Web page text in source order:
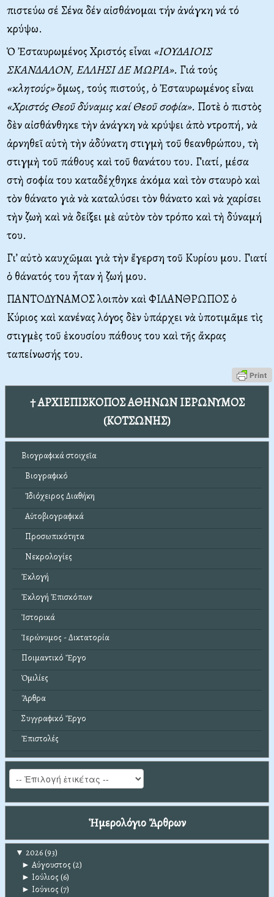
πιστεύω σέ Σένα δέν αἰσθάνομαι τήν ἀνάγκη νά τό
κρύψω.
Ὁ Ἐσταυρωμένος Χριστός εἶναι «ΙΟΥΔΑΙΟΙΣ
ΣΚΑΝΔΑΛΟΝ, ΕΛΛΗΣΙ ΔΕ ΜΩΡΙΑ». Γιά τούς
«κλητούς»ὅμως, τούς πιστούς, ὁ Ἐσταυρωμένος εἶναι
«Χριστός Θεοῦ δύναμις καί Θεοῦ σοφία». Ποτὲ ὁ πιστὸς
δὲν αἰσθάνθηκε τὴν ἀνάγκη νὰ κρύψει ἀπὸ ντροπή, νὰ
ἀρνηθεῖ αὐτὴ τὴν ἀδύνατη στιγμὴ τοῦ θεανθρώπου, τὴ
στιγμὴ τοῦ πάθους καὶ τοῦ θανάτου του. Γιατί, μέσα
στὴ σοφία του καταδέχθηκε ἀκόμα καὶ τὸν σταυρὸ καὶ
τὸν θάνατο γιὰ νὰ καταλύσει τὸν θάνατο καὶ νὰ χαρίσει
τὴν ζωὴ καὶ νὰ δείξει μὲ αὐτὸν τὸν τρόπο καὶ τὴ δύναμή
του.
Γι’ αὐτὸ καυχῶμαι γιὰ τὴν ἔγερση τοῦ Κυρίου μου. Γιατί
ὁ θάνατός του ἦταν ἡ ζωή μου.
ΠΑΝΤΟΔΥΝΑΜΟΣ λοιπὸν καὶ ΦΙΛΑΝΘΡΩΠΟΣ ὁ
Κύριος καὶ κανένας λόγος δὲν ὑπάρχει νὰ ὑποτιμᾶμε τὶς
στιγμὲς τοῦ ἑκουσίου πάθους του καὶ τῆς ἄκρας
ταπείνωσής του.
† ΑΡΧΙΕΠΙΣΚΟΠΟΣ ΑΘΗΝΩΝ ΙΕΡΩΝΥΜΟΣ
(ΚΟΤΣΩΝΗΣ)
Βιογραφικά στοιχεῖα
Βιογραφικό
Ἰδιόχειρος Διαθήκη
Αὐτοβιογραφικά
Προσωπικότητα
Νεκρολογίες
Ἐκλογή
Ἐκλογή Ἐπισκόπων
Ἱστορικά
Ἱερώνυμος - Δικτατορία
Ποιμαντικό Ἔργο
Ὁμιλίες
Ἄρθρα
Συγγραφικό Ἔργο
Ἐπιστολές
Ἡμερολόγιο Ἄρθρων
▼ 2026(93)
► Αύγουστος (2)
► Ιούλιος (6)
► Ιούνιος (7)